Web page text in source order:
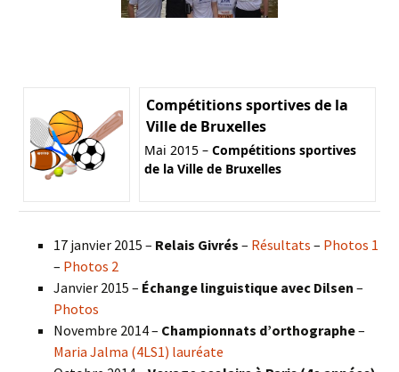
Compétitions sportives de la
Ville de Bruxelles
Mai 2015 – Compétitions sportives
de la Ville de Bruxelles
17 janvier 2015 – Relais Givrés – Résultats – Photos 1
– Photos 2
Janvier 2015 – Échange linguistique avec Dilsen –
Photos
Novembre 2014 – Championnats d’orthographe–
Maria Jalma (4LS1) lauréate